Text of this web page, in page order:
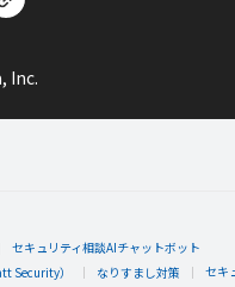
Inc.
セキュリティ相談AIチャットボット
Security） なりすまし対策 セキ